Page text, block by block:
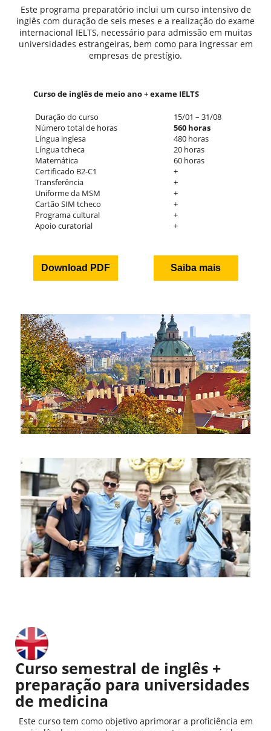
Este programa preparatório inclui um curso intensivo de
inglês com duração de seis meses e a realização do exame
internacional IELTS, necessário para admissão em muitas
universidades estrangeiras, bem como para ingressar em
empresas de prestígio.
Curso de inglês de meio ano + exame IELTS
Duração do curso
15/01 – 31/08
Número total de horas
560 horas
Língua inglesa
480 horas
Língua tcheca
20 horas
Matemática
60 horas
Certificado B2-C1
+
Transferência
+
Uniforme da MSM
+
Cartão SIM tcheco
+
Programa cultural
+
Apoio curatorial
+
Download PDF Saiba mais
Curso semestral de inglês +
preparação para universidades
de medicina
Este curso tem como objetivo aprimorar a proficiência em